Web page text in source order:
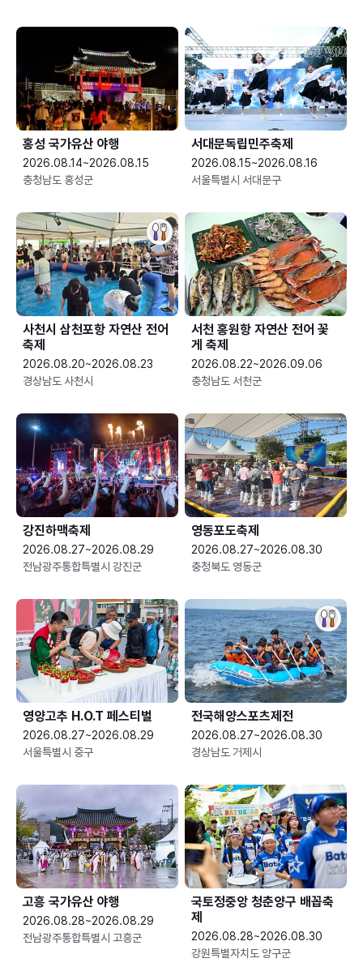
홍성 국가유산 야행
2026.08.14~2026.08.15
충청남도 홍성군
서대문독립민주축제
2026.08.15~2026.08.16
서울특별시 서대문구
사천시 삼천포항 자연산 전어
축제
2026.08.20~2026.08.23
경상남도 사천시
서천 홍원항 자연산 전어 꽃
게 축제
2026.08.22~2026.09.06
충청남도 서천군
강진하맥축제
2026.08.27~2026.08.29
전남광주통합특별시 강진군
영동포도축제
2026.08.27~2026.08.30
충청북도 영동군
영양고추 H.O.T 페스티벌
2026.08.27~2026.08.29
서울특별시 중구
전국해양스포츠제전
2026.08.27~2026.08.30
경상남도 거제시
고흥 국가유산 야행
2026.08.28~2026.08.29
전남광주통합특별시 고흥군
국토정중앙 청춘양구 배꼽축
제
2026.08.28~2026.08.30
강원특별자치도 양구군